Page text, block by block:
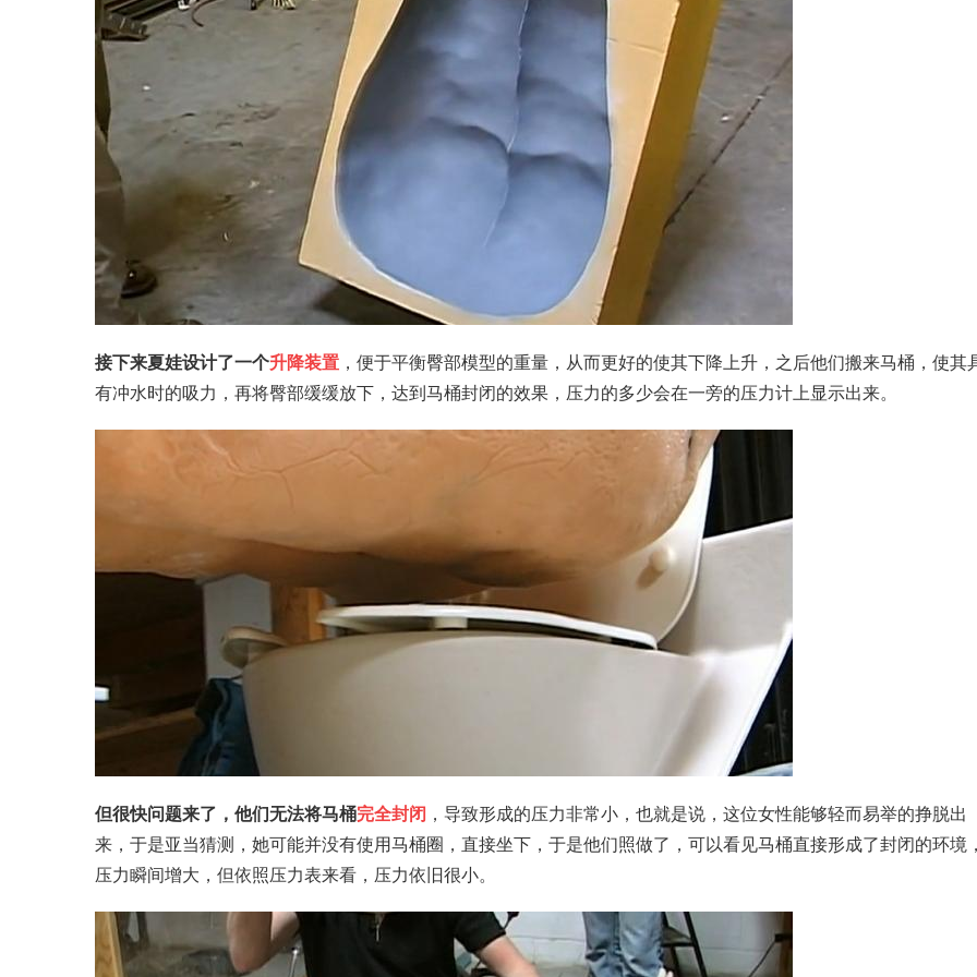
接下来夏娃设计了一个升降装置 ，便于平衡臀部模型的重量，从而更好的使其下降上升，之后他们搬来马桶，使其
有冲水时的吸力，再将臀部缓缓放下，达到马桶封闭的效果，压力的多少会在一旁的压力计 上显示出来。
但很快问题来了，他们无法将马桶完全封闭 ，导致形成的压力非常小，也就是说，这位女性能够轻而易举的挣脱出
来，于是亚当猜测，她可能并没有使用马桶圈，直接坐下，于是他们照做了，可以看见马桶直接形成了封闭的环境
压力瞬间增大，但依照压力表来看，压力依旧很小。